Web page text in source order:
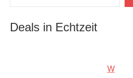
Deals in Echtzeit
W